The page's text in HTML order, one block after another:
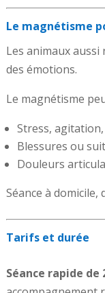
Le magnétisme
Les animaux
des émotions.
Le magnétisme
Stress,
Blessures ou
Douleurs
Séance à domicile,
Tarifs et durée
Séance rapide de